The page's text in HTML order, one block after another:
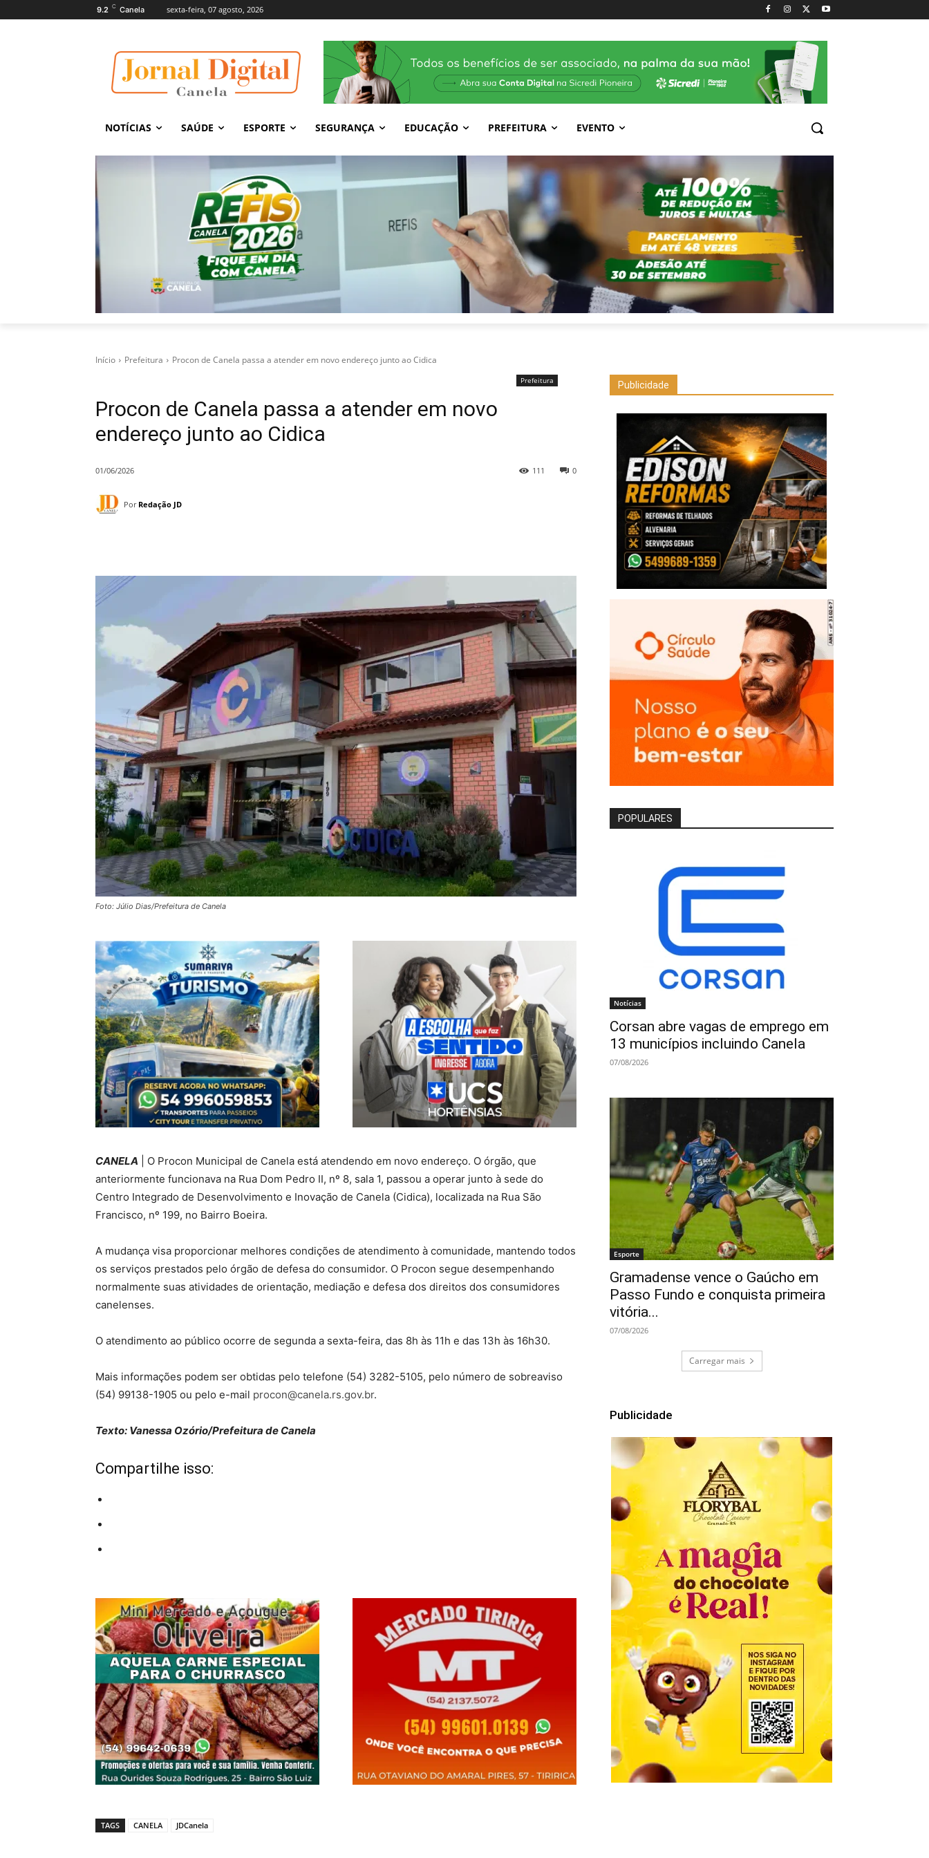
9.2 C Canela sexta-feira, 07 agosto, 2026
NOTÍCIAS SAÚDE ESPORTE SEGURANÇA EDUCAÇÃO PREFEITURA EVENTO
Início Prefeitura Procon de Canela passa a atender em novo endereço junto ao Cidica
Prefeitura
Procon de Canela passa a atender em novo
endereço junto ao Cidica
01/06/2026 0
111
Por Redação JD
Foto: Júlio Dias/Prefeitura de Canela
CANELA | O Procon Municipal de Canela está atendendo em novo endereço. O órgão, que
anteriormente funcionava na Rua Dom Pedro II, nº 8, sala 1, passou a operar junto à sede do
Centro Integrado de Desenvolvimento e Inovação de Canela (Cidica), localizada na Rua São
Francisco, nº 199, no Bairro Boeira.
A mudança visa proporcionar melhores condições de atendimento à comunidade, mantendo todos
os serviços prestados pelo órgão de defesa do consumidor. O Procon segue desempenhando
normalmente suas atividades de orientação, mediação e defesa dos direitos dos consumidores
canelenses.
O atendimento ao público ocorre de segunda a sexta-feira, das 8h às 11h e das 13h às 16h30.
Mais informações podem ser obtidas pelo telefone (54) 3282-5105, pelo número de sobreaviso
(54) 99138-1905 ou pelo e-mail procon@canela.rs.gov.br.
Texto: Vanessa Ozório/Prefeitura de Canela
Compartilhe isso:
TAGS CANELA JDCanela
Publicidade
POPULARES
Notícias
Corsan abre vagas de emprego em
13 municípios incluindo Canela
07/08/2026
Esporte
Gramadense vence o Gaúcho em
Passo Fundo e conquista primeira
vitória...
07/08/2026
Carregar mais
Publicidade